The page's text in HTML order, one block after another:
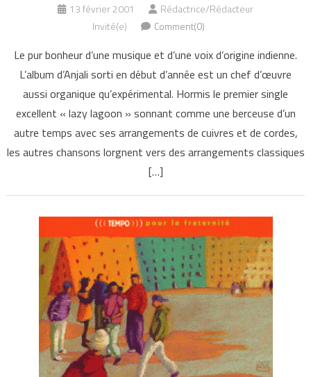
13 février 2001
Rédactrice/Rédacteur
Invité(e)
Comment(0)
Le pur bonheur d’une musique et d’une voix d’origine indienne.
L’album d’Anjali sorti en début d’année est un chef d’œuvre
aussi organique qu’expérimental. Hormis le premier single
excellent « lazy lagoon » sonnant comme une berceuse d’un
autre temps avec ses arrangements de cuivres et de cordes,
les autres chansons lorgnent vers des arrangements classiques
[…]